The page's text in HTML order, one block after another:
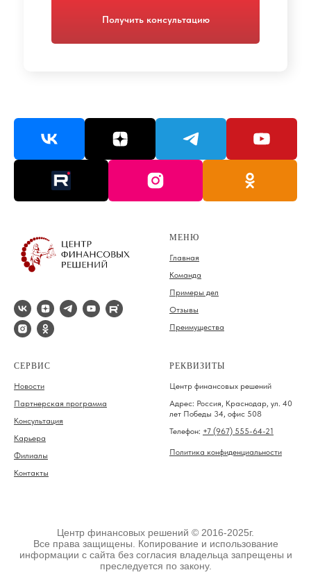
Получить консультацию
МЕНЮ
Главная
Команда
Примеры дел
Отзывы
Преимущества
СЕРВИС
Новости
Партнерская программа
Консультация
Карьера
Филиалы
Контакты
РЕКВИЗИТЫ
Центр финансовых решений
Адрес: Россия, Краснодар, ул. 40
лет Победы 34, офис 508
Телефон: +7 (967) 555-64-21
Политика конфиденциальности
Центр финансовых решений © 2016-2025г.
Все права защищены. Копирование и использование
информации с сайта без согласия владельца запрещены и
преследуется по закону.